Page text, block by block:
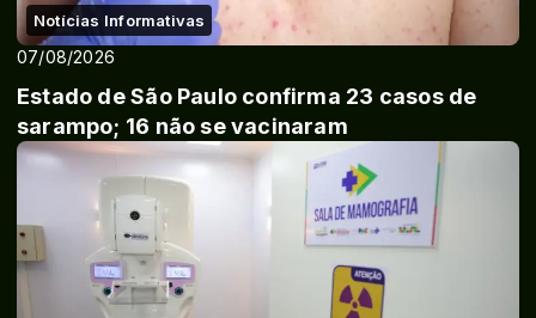
Notícias Informativas
07/08/2026
Estado de São Paulo confirma 23 casos de
sarampo; 16 não se vacinaram